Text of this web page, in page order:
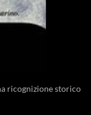
ricognizione storico